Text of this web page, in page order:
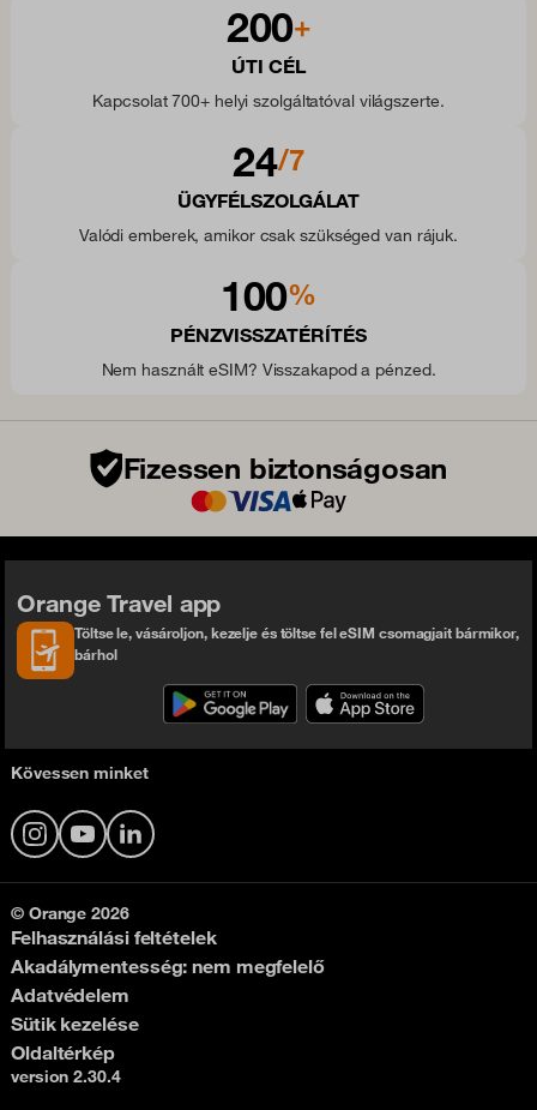
200+
ÚTI CÉL
Kapcsolat 700+ helyi szolgáltatóval világszerte.
24/7
ÜGYFÉLSZOLGÁLAT
Valódi emberek, amikor csak szükséged van rájuk.
100%
PÉNZVISSZATÉRÍTÉS
Nem használt eSIM? Visszakapod a pénzed.
Fizessen biztonságosan
Orange Travel app
Töltse le, vásároljon, kezelje és töltse fel eSIM csomagjait bármikor,
bárhol
Kövessen minket
InstagramYouTubeLinkedIn
© Orange 2026
Felhasználási feltételek
Akadálymentesség: nem megfelelő
Adatvédelem
Sütik kezelése
Oldaltérkép
version 2.30.4